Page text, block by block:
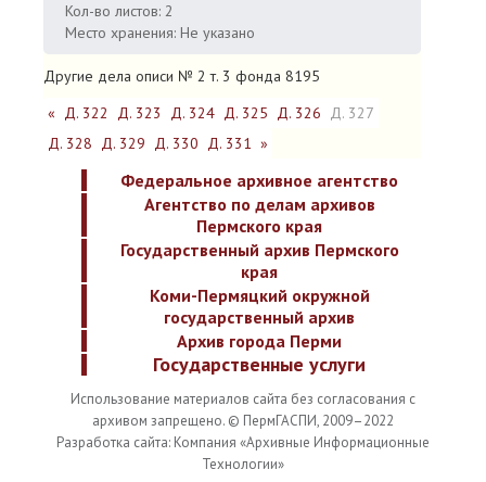
Кол-во листов: 2
Место хранения: Не указано
Другие дела описи № 2 т. 3 фонда 8195
« Д. 322 Д. 323 Д. 324 Д. 325 Д. 326 Д. 327
Д. 328 Д. 329 Д. 330 Д. 331 »
Федеральное архивное агентство
Агентство по делам архивов
Пермского края
Государственный архив Пермского
края
Коми-Пермяцкий окружной
государственный архив
Архив города Перми
Государственные услуги
Использование материалов сайта без согласования с
архивом запрещено. © ПермГАСПИ, 2009–2022
Разработка сайта: Компания «Архивные Информационные
Технологии»